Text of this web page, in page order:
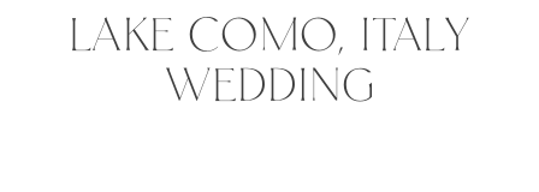
LAKE COMO, ITALY
WEDDING